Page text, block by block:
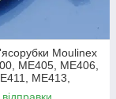
Moulinex
ME405, ME406,
ME413,
ME45